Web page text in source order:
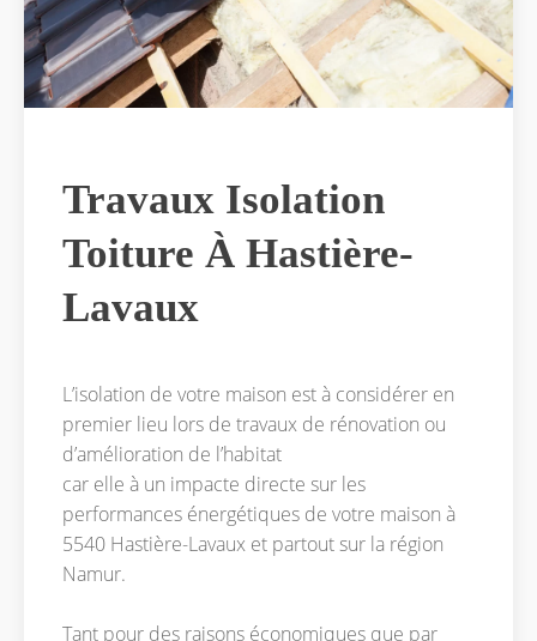
Travaux Isolation
Toiture À Hastière-
Lavaux
L’isolation de votre maison est à considérer en
premier lieu lors de travaux de rénovation ou
d’amélioration de l’habitat
car elle à un impacte directe sur les
performances énergétiques de votre maison à
5540 Hastière-Lavaux et partout sur la région
Namur.
Tant pour des raisons économiques que par